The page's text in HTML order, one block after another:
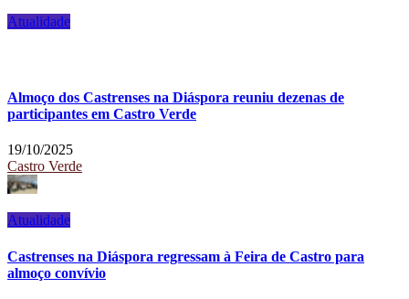
Atualidade
Almoço dos Castrenses na Diáspora reuniu dezenas de
participantes em Castro Verde
19/10/2025
Castro Verde
Atualidade
Castrenses na Diáspora regressam à Feira de Castro para
almoço convívio